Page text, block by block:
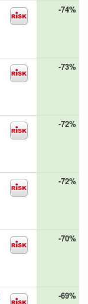
-74%
-73%
-72%
-72%
-70%
-69%